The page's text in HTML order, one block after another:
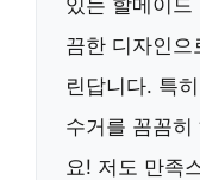
끔한 디자인
린답니다. 특
수거를 꼼꼼히
요! 저도 만족